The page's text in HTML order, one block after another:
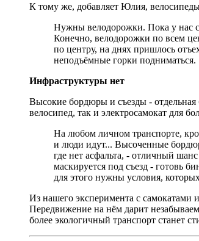
К тому же, добавляет Юлия,
Нужны велодорожки. Пока у нас
Конечно, велодорожки по всем
по центру, на днях пришлось
неподъёмные горки подниматься.
Инфраструктуры нет
Высокие бордюры и съезды -
велосипед, так и электросамокат для
На любом личном транспорте,
и люди идут... Высоченные
где нет асфальта, - отличный
маскируется под съезд - готовь
для этого нужны условия,
Из нашего эксперимента с самокатами
Передвижение на нём дарит
более экологичный транспорт станет